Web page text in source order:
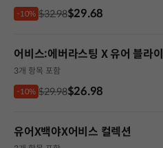
-10% $32.98$29.68
어비스:에버라스팅 X 유어 블라
3개 항목 포함
-10% $29.98$26.98
유어X백야X어비스 컬렉션